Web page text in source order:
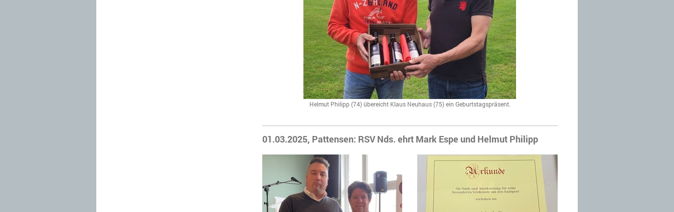
Helmut Philipp (74) übereicht Klaus Neuhaus (75) ein Geburtstagspräsent.
01.03.2025, Pattensen: RSV Nds. ehrt Mark Espe und Helmut Philipp